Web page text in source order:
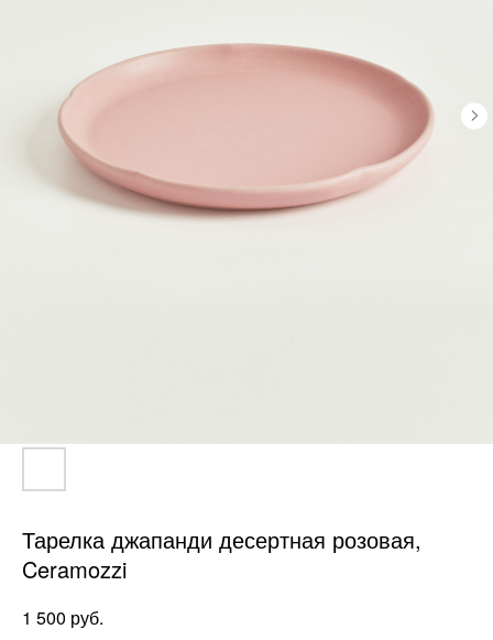
Тарелка джапанди десертная розовая,
Ceramozzi
1 500 руб.